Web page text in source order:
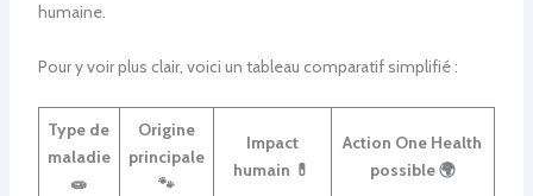
humaine.
Pour y voir plus clair, voici un tableau comparatif simplifié :
Type de
maladie
🧫
Origine
principale
🐾
Impact
humain 💊
Action One Health
possible 🌍